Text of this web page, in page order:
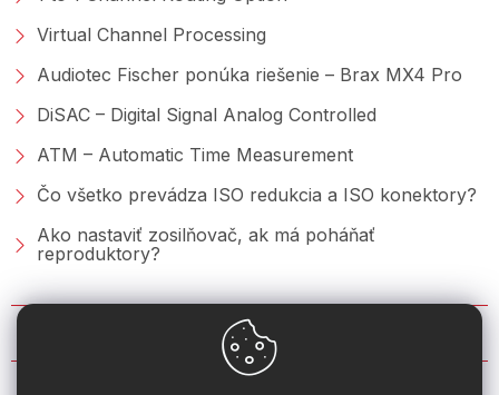
Virtual Channel Processing
Audiotec Fischer ponúka riešenie – Brax MX4 Pro
DiSAC – Digital Signal Analog Controlled
ATM – Automatic Time Measurement
Čo všetko prevádza ISO redukcia a ISO konektory?
Ako nastaviť zosilňovač, ak má poháňať
reproduktory?
KONTAKT